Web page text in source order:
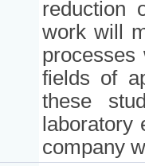
reduction
work will
fields of
these
laboratory
company